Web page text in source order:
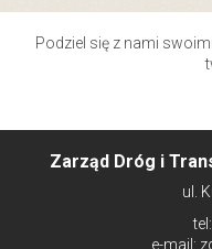
Podziel się z nami
Zarząd Dróg i
ul.
e-mail: